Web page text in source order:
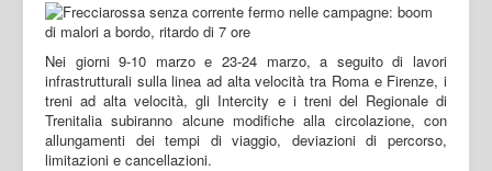
Nei giorni 9-10 marzo e 23-24 marzo, a seguito di lavori
infrastrutturali sulla linea ad alta velocità tra Roma e Firenze, i
treni ad alta velocità, gli Intercity e i treni del Regionale di
Trenitalia subiranno alcune modifiche alla circolazione, con
allungamenti dei tempi di viaggio, deviazioni di percorso,
limitazioni e cancellazioni.